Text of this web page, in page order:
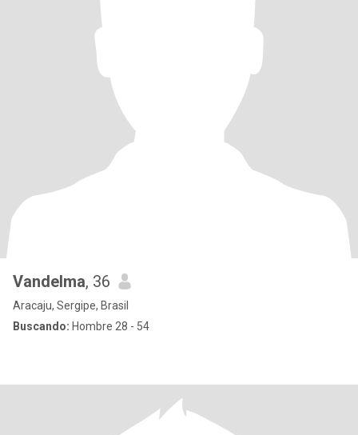
Vandelma, 36
Aracaju, Sergipe, Brasil
Buscando: Hombre 28 - 54